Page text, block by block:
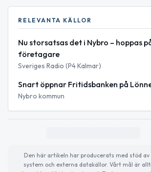
RELEVANTA KÄLLOR
Nu storsatsas det i Nybro – hoppas
företagare
Sveriges Radio (P4 Kalmar)
Snart öppnar Fritidsbanken på
Nybro kommun
Den här artikeln har producerats med stöd
system och externa datakällor. Vårt mål är